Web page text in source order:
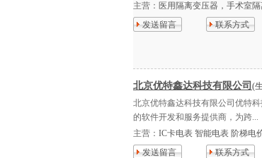
主营： 医用隔离变压器，手术室
发送留言
联系方式
北京优特鑫达科技有限公司 (
北京优特鑫达科技有限公司优特
的软件开发和服务提供商，为跨...
主营： IC卡电表 智能电表 阶梯电
发送留言
联系方式